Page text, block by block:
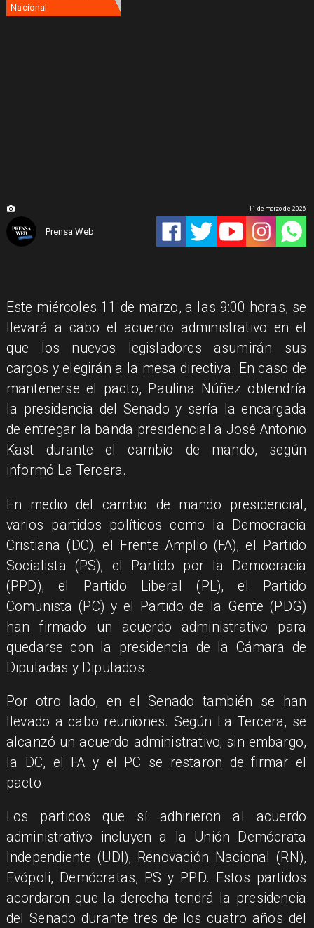
Nacional
Prensa Web
11 de marzo de 2026
Este miércoles 11 de marzo, a las 9:00 horas, se
llevará a cabo el acuerdo administrativo en el
que los nuevos legisladores asumirán sus
cargos y elegirán a la mesa directiva. En caso de
mantenerse el pacto, Paulina Núñez obtendría
la presidencia del Senado y sería la encargada
de entregar la banda presidencial a José Antonio
Kast durante el cambio de mando, según
informó La Tercera.
En medio del cambio de mando presidencial,
varios partidos políticos como la Democracia
Cristiana (DC), el Frente Amplio (FA), el Partido
Socialista (PS), el Partido por la Democracia
(PPD), el Partido Liberal (PL), el Partido
Comunista (PC) y el Partido de la Gente (PDG)
han firmado un acuerdo administrativo para
quedarse con la presidencia de la Cámara de
Diputadas y Diputados.
Por otro lado, en el Senado también se han
llevado a cabo reuniones. Según La Tercera, se
alcanzó un acuerdo administrativo; sin embargo,
la DC, el FA y el PC se restaron de firmar el
pacto.
Los partidos que sí adhirieron al acuerdo
administrativo incluyen a la Unión Demócrata
Independiente (UDI), Renovación Nacional (RN),
Evópoli, Demócratas, PS y PPD. Estos partidos
acordaron que la derecha tendrá la presidencia
del Senado durante tres de los cuatro años del